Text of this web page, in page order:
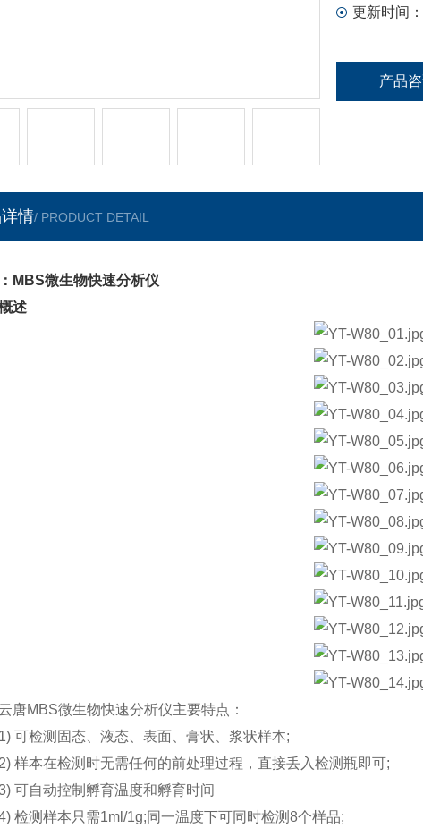
更新时间：
产品
情/ PRODUCT DETAIL
MBS微生物快速分析仪
述
MBS微生物快速分析仪主要特点：
检测固态、液态、表面、膏状、浆状样本;
本在检测时无需任何的前处理过程，直接丢入检测瓶即可;
自动控制孵育温度和孵育时间
测样本只需1ml/1g;同一温度下可同时检测8个样品;